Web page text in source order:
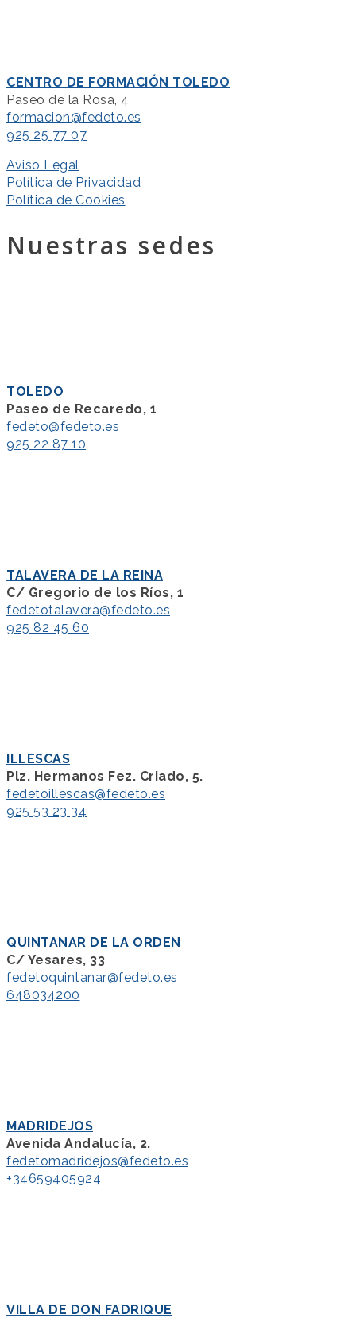
CENTRO DE FORMACIÓN TOLEDO
Paseo de la Rosa, 4
formacion@fedeto.es
925 25 77 07
Aviso Legal
Política de Privacidad
Política de Cookies
Nuestras sedes
TOLEDO
Paseo de Recaredo, 1
fedeto@fedeto.es
925 22 87 10
TALAVERA DE LA REINA
C/ Gregorio de los Ríos, 1
fedetotalavera@fedeto.es
925 82 45 60
ILLESCAS
Plz. Hermanos Fez. Criado, 5.
fedetoillescas@fedeto.es
925 53 23 34
QUINTANAR DE LA ORDEN
C/ Yesares, 33
fedetoquintanar@fedeto.es
648034200
MADRIDEJOS
Avenida Andalucía, 2.
fedetomadridejos@fedeto.es
+34659405924
VILLA DE DON FADRIQUE